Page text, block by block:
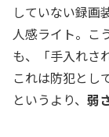
していない録画
人感ライト。こ
も、「手入れさ
これは防犯とし
というより、 弱